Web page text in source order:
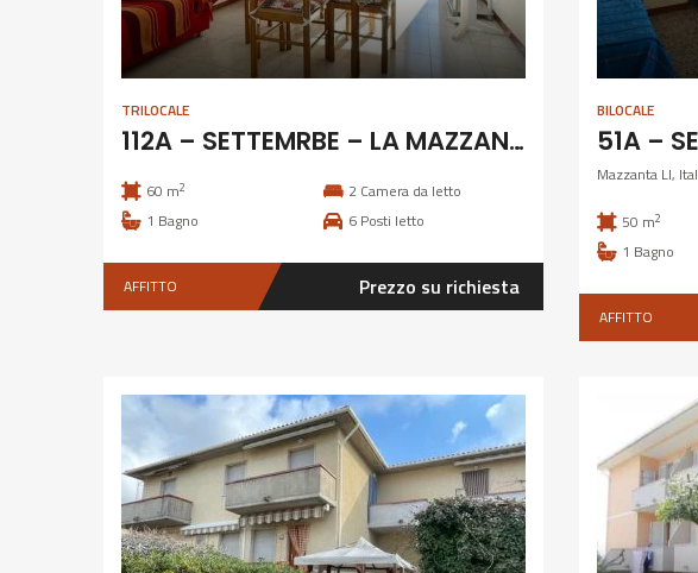
TRILOCALE
112A – SETTEMRBE – LA MAZZANTA, 6 POSTI A 200 M DAL MARE
60 m2 2 Camera da letto
1 Bagno 6 Posti letto
AFFITTO Prezzo su richiesta
BILOCALE
Mazzanta LI,
50 m2
1 Bagno
AFFITTO